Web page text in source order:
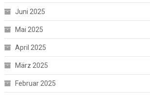
Juni 2025
Mai 2025
April 2025
März 2025
Februar 2025